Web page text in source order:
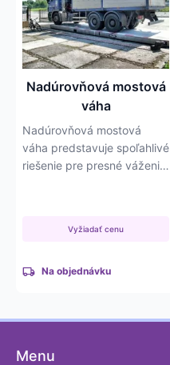
Nadúrovňová mostová
váha
Nadúrovňová mostová
váha predstavuje spoľahlivé
riešenie pre presné váženie
Vyžiadať cenu
Na objednávku
Menu